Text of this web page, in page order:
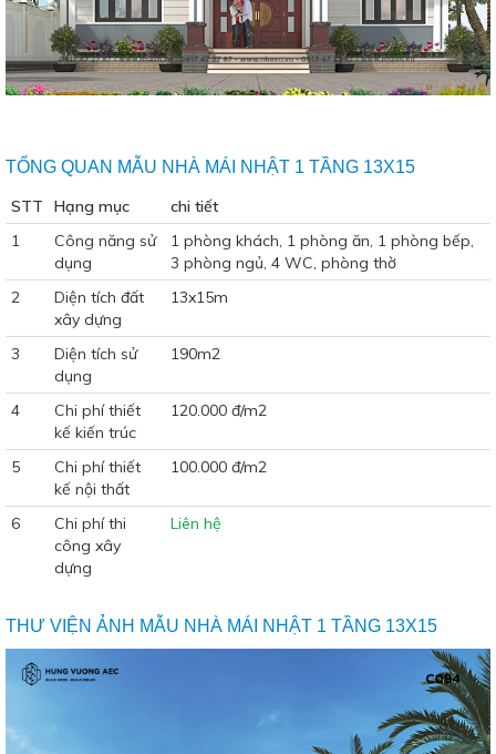
TỔNG QUAN MẪU NHÀ MÁI NHẬT 1 TẦNG 13X15
STT Hạng mục
chi tiết
1
Công năng sử
dụng
1 phòng khách, 1 phòng ăn, 1 phòng bếp,
3 phòng ngủ, 4 WC, phòng thờ
2
Diện tích đất
xây dựng
13x15m
3
Diện tích sử
dụng
190m2
4
Chi phí thiết
kế kiến trúc
120.000 đ/m2
5
Chi phí thiết
kế nội thất
100.000 đ/m2
6
Chi phí thi
công xây
dựng
Liên hệ
THƯ VIỆN ẢNH MẪU NHÀ MÁI NHẬT 1 TẦNG 13X15